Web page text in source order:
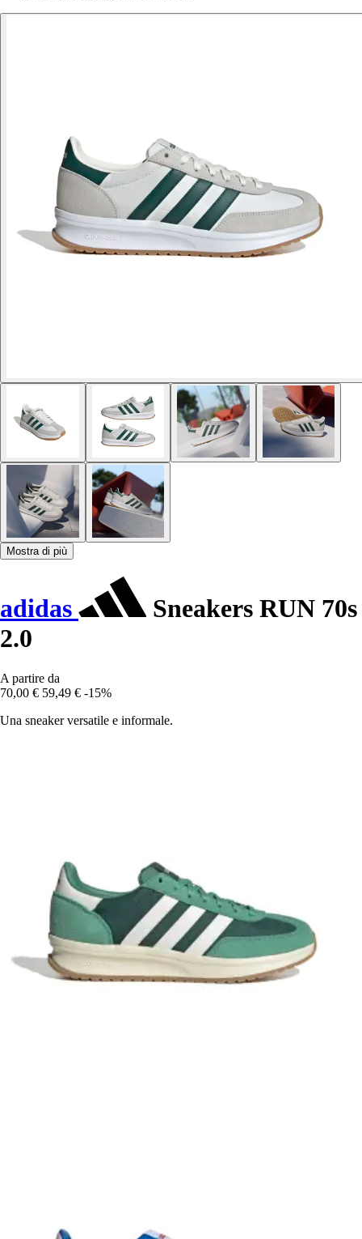
Mostra di più
adidas
Sneakers RUN 70s
2.0
A partire da
70,00 € 59,49 € -15%
Una sneaker versatile e informale.